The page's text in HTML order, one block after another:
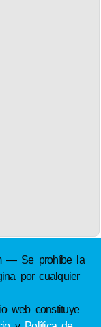
— Se prohíbe la
por cualquier
web constituye